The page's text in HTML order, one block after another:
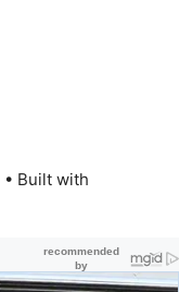
• Built with